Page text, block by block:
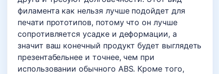
филамента как нельзя лучше подойдет для
печати прототипов, потому что он лучше
сопротивляется усадке и деформации, а
значит ваш конечный продукт будет выглядеть
презентабельнее и точнее, чем при
использовании обычного ABS. Кроме того,